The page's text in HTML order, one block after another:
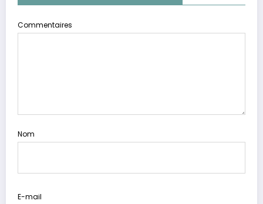
Commentaires
Nom
E-mail